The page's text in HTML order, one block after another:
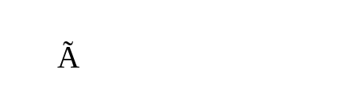
Ã